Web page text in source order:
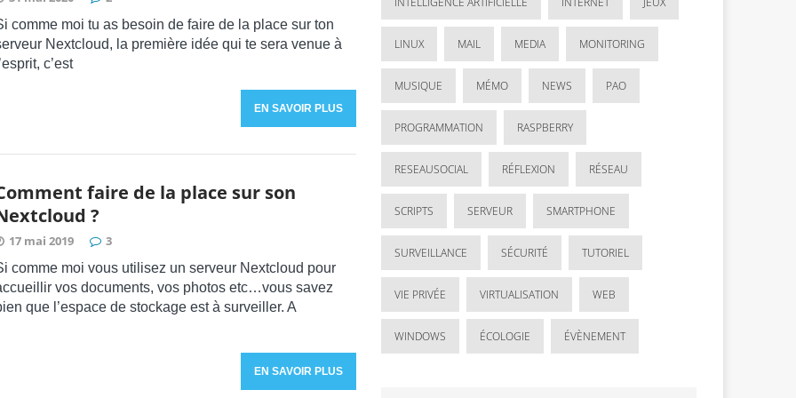
comme moi tu as besoin de faire de la place sur ton
Nextcloud, la première idée qui te sera venue à
c’est
EN SAVOIR PLUS
faire de la place sur son
?
17 mai 2019 3
comme moi vous utilisez un serveur Nextcloud pour
vos documents, vos photos etc…vous savez
que l’espace de stockage est à surveiller. A
EN SAVOIR PLUS
LINUX MAIL MEDIA MONITORING
MUSIQUE MÉMO NEWS PAO
PROGRAMMATION RASPBERRY
RESEAUSOCIAL RÉFLEXION RÉSEAU
SCRIPTS SERVEUR SMARTPHONE
SURVEILLANCE SÉCURITÉ TUTORIEL
VIE PRIVÉE VIRTUALISATION WEB
WINDOWS ÉCOLOGIE ÉVÈNEMENT